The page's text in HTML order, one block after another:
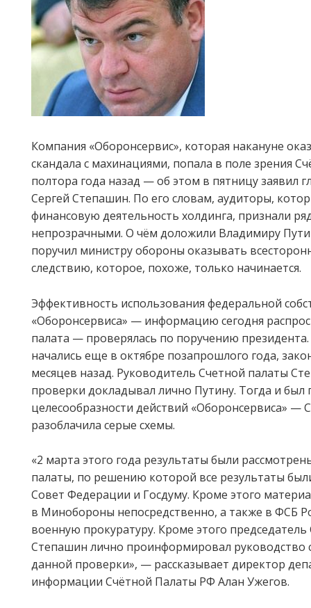
Компания «Оборонсервис», которая накануне
скандала с махинациями, попала в поле зрения
полтора года назад — об этом в пятницу заявил
Сергей Степашин. По его словам, аудиторы,
финансовую деятельность холдинга, признали
непрозрачными. О чём доложили Владимиру
поручил министру обороны оказывать
следствию, которое, похоже, только начинается.
Эффективность использования федеральной
«Оборонсервиса» — информацию сегодня
палата — проверялась по поручению
начались еще в октябре позапрошлого года,
месяцев назад. Руководитель Счетной палаты
проверки докладывал лично Путину. Тогда и был
целесообразности действий «Оборонсервиса» —
разоблачила серые схемы.
«2 марта этого года результаты были
палаты, по решению которой все результаты
Совет Федерации и Госдуму. Кроме этого
в Минобороны непосредственно, а также в ФСБ
военную прокуратуру. Кроме этого
Степашин лично проинформировал руководство
данной проверки», — рассказывает директор
информации Счётной Палаты РФ Алан Ужегов.